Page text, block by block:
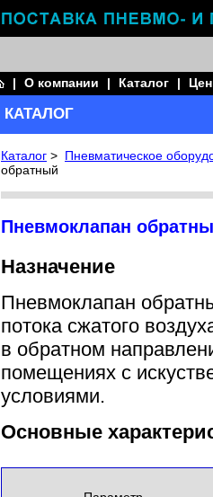
| О компании | Каталог |
КАТАЛОГ
Каталог > Пневматическое
обратный
Пневмоклапан
Назначение
Пневмоклапан
потока сжатого
в обратном
помещениях с
условиями.
Основные